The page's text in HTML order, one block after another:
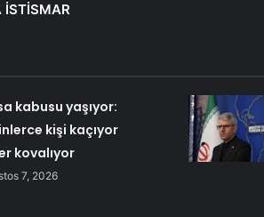
İSTİSMAR
kabusu yaşıyor:
kişi kaçıyor
kovalıyor
7, 2026